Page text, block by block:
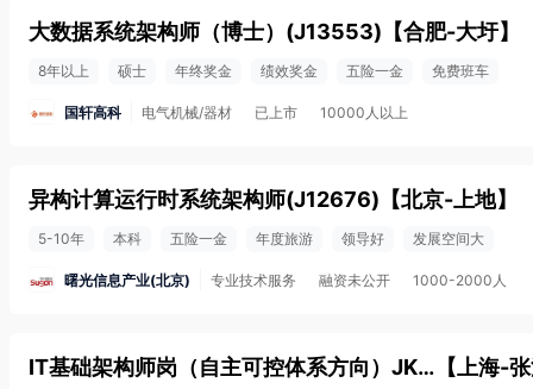
大数据系统架构师（博士）(J13553) 【合肥-大圩】
8年以上 硕士 年终奖金 绩效奖金 五险一金 免费班车
国轩高科 电气机械/器材 已上市 10000人以上
异构计算运行时系统架构师(J12676) 【北京-上地】
5-10年 本科 五险一金 年度旅游 领导好 发展空间大
曙光信息产业(北京) 专业技术服务 融资未公开 1000-2000人
IT基础架构师岗（自主可控体系方向）JK2402(J50740) 【 上海-